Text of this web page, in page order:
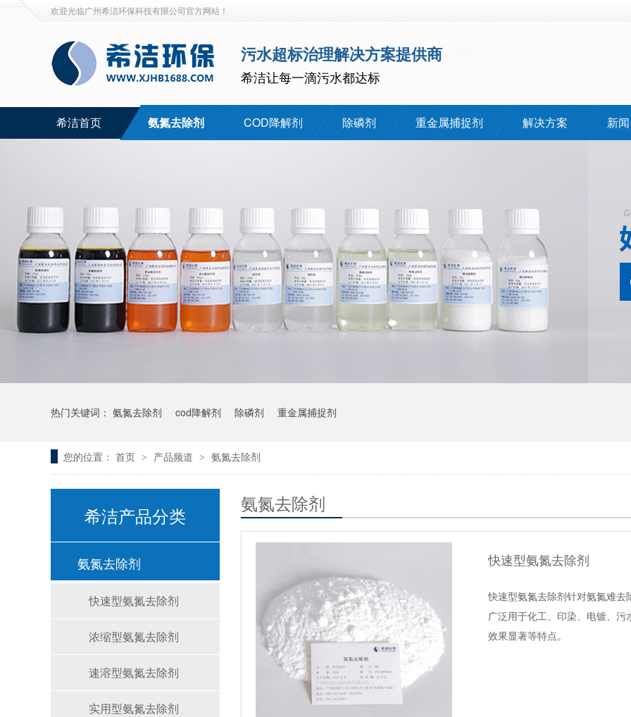
欢迎光临广州希洁环保科技有限公司官方网站！
污水超标治理解决方案提供商
希洁让每一滴污水都达标
希洁首页 氨氮去除剂 COD降解剂 除磷剂 重金属捕捉剂 解决方案 新
热门关键词： 氨氮去除剂 cod降解剂 除磷剂 重金属捕捉剂
您的位置： 首页 > 产品频道 > 氨氮去除剂
氨氮去除剂
快速型氨氮去除剂
快速型氨氮去除剂针对氨氮难
广泛用于化工、印染、电镀、
效果显著等特点。
希洁产品分类
氨氮去除剂
快速型氨氮去除剂
浓缩型氨氮去除剂
速溶型氨氮去除剂
实用型氨氮去除剂